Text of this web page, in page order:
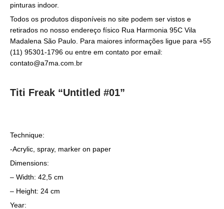
pinturas indoor.
Todos os produtos disponíveis no site podem ser vistos e
retirados no nosso endereço físico Rua Harmonia 95C Vila
Madalena São Paulo. Para maiores informações ligue para +55
(11) 95301-1796 ou entre em contato por email:
contato@a7ma.com.br
Titi Freak “Untitled #01”
Technique:
-Acrylic, spray, marker on paper
Dimensions:
– Width: 42,5 cm
– Height: 24 cm
Year: